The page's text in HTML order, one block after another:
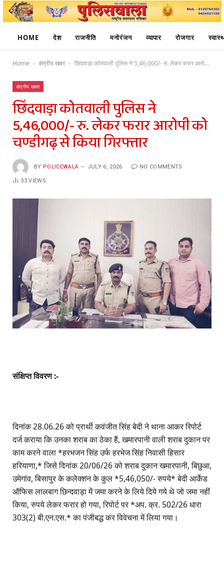
HOME देश राजनीति मनोरंजन व्यापार रोजगार
Home - क्षेत्रीय खबर - छिंदवाड़ा कोतवाली पुलिस ने 5,46,000/- रु. लेकर फरार आरोपी को चण्डीगढ़ से किया गिरफ्तार
क्षेत्रीय खबर
छिंदवाड़ा कोतवाली पुलिस ने
5,46,000/- रु. लेकर फरार आरोपी को
चण्डीगढ़ से किया गिरफ्तार
BY POLICEWALA JULY 6, 2026 NO COMMENTS
33VIEWS
संक्षिप्त विवरण :-
दिनांक 28.06.26 को प्रार्थी कवंजीत सिंह बेदी ने थाना आकर रिपोर्ट
दर्ज कराया कि उनका शराब का ठेका हैं, खमारपानी वाली शराब दुकान पर
काम करने वाला *हरभजन सिंह उर्फ हरभेज सिंह निवासी हिसार
हरियाणा,* जिसे दिनांक 20/06/26 को शराब दुकान खमारपानी, बिछुआ,
उमेगांव, बिसापुर के कलेक्शन के कुल *5,46,050/- रुपये* बेदी आर्केड
ऑफिस लालबाग छिन्दवाड़ा में जमा करने के लिये दिये गये थे जो जमा नहीं
किया, रुपये लेकर फरार हो गया, रिपोर्ट पर *अप. क्र. 502/26 धारा
303(2) बी.एन.एस.* का पंजीबद्ध कर विवेचना में लिया गया।